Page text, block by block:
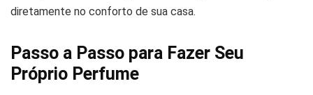
diretamente no conforto de sua casa.
Passo a Passo para Fazer Seu
Próprio Perfume